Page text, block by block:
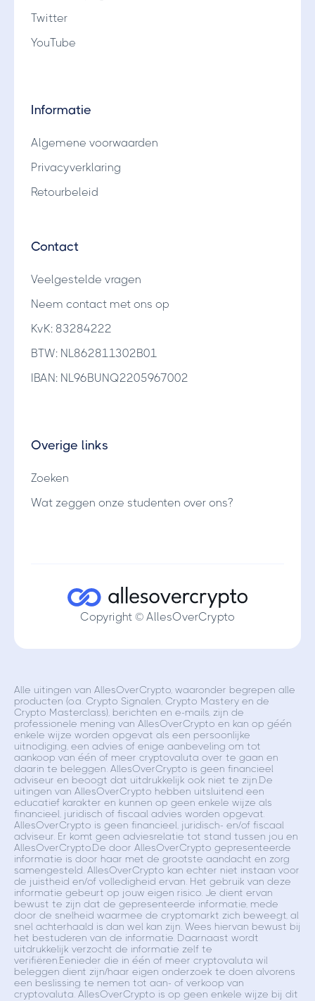
Twitter
YouTube
Informatie
Algemene voorwaarden
Privacyverklaring
Retourbeleid
Contact
Veelgestelde vragen
Neem contact met ons op
KvK: 83284222
BTW: NL862811302B01
IBAN: NL96BUNQ2205967002
Overige links
Zoeken
Wat zeggen onze studenten over ons?
Copyright © AllesOverCrypto
Alle uitingen van AllesOverCrypto, waaronder begrepen alle
producten (o.a. Crypto Signalen, Crypto Mastery en de
Crypto Masterclass), berichten en e-mails, zijn de
professionele mening van AllesOverCrypto en kan op géén
enkele wijze worden opgevat als een persoonlijke
uitnodiging, een advies of enige aanbeveling om tot
aankoop van één of meer cryptovaluta over te gaan en
daarin te beleggen. AllesOverCrypto is geen financieel
adviseur en beoogt dat uitdrukkelijk ook niet te zijn.De
uitingen van AllesOverCrypto hebben uitsluitend een
educatief karakter en kunnen op geen enkele wijze als
financieel, juridisch of fiscaal advies worden opgevat.
AllesOverCrypto is geen financieel, juridisch- en/of fiscaal
adviseur. Er komt geen adviesrelatie tot stand tussen jou en
AllesOverCrypto.De door AllesOverCrypto gepresenteerde
informatie is door haar met de grootste aandacht en zorg
samengesteld. AllesOverCrypto kan echter niet instaan voor
de juistheid en/of volledigheid ervan. Het gebruik van deze
informatie gebeurt op jouw eigen risico. Je dient ervan
bewust te zijn dat de gepresenteerde informatie, mede
door de snelheid waarmee de cryptomarkt zich beweegt, al
snel achterhaald is dan wel kan zijn. Wees hiervan bewust bij
het bestuderen van de informatie. Daarnaast wordt
uitdrukkelijk verzocht de informatie zelf te
verifiëren.Eenieder die in één of meer cryptovaluta wil
beleggen dient zijn/haar eigen onderzoek te doen alvorens
een beslissing te nemen tot aan- of verkoop van
cryptovaluta. AllesOverCrypto is op geen enkele wijze bij dit